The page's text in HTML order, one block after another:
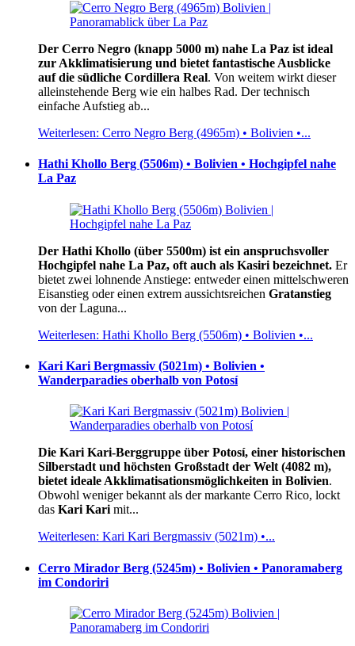
Der Cerro Negro (knapp 5000 m) nahe La Paz ist ideal
zur Akklimatisierung und bietet fantastische Ausblicke
auf die südliche Cordillera Real. Von weitem wirkt dieser
alleinstehende Berg wie ein halbes Rad. Der technisch
einfache Aufstieg ab...
Weiterlesen: Cerro Negro Berg (4965m) • Bolivien •...
Hathi Khollo Berg (5506m) • Bolivien • Hochgipfel nahe
La Paz
Der Hathi Khollo (über 5500m) ist ein anspruchsvoller
Hochgipfel nahe La Paz, oft auch als Kasiri bezeichnet. Er
bietet zwei lohnende Anstiege: entweder einen mittelschweren
Eisanstieg oder einen extrem aussichtsreichen Gratanstieg
von der Laguna...
Weiterlesen: Hathi Khollo Berg (5506m) • Bolivien •...
Kari Kari Bergmassiv (5021m) • Bolivien •
Wanderparadies oberhalb von Potosí
Die Kari Kari-Berggruppe über Potosí, einer historischen
Silberstadt und höchsten Großstadt der Welt (4082 m),
bietet ideale Akklimatisationsmöglichkeiten in Bolivien.
Obwohl weniger bekannt als der markante Cerro Rico, lockt
das Kari Kari mit...
Weiterlesen: Kari Kari Bergmassiv (5021m) •...
Cerro Mirador Berg (5245m) • Bolivien • Panoramaberg
im Condoriri